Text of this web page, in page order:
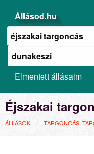
Állásod.hu
Elmentett állásaim
Éjszakai
ÁLLÁSOK TARGONCÁS,